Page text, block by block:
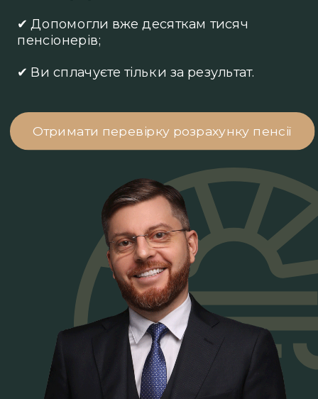
✔ Допомогли вже десяткам тисяч
пенсіонерів;
✔ Ви сплачуєте тільки за результат.
Отримати перевірку розрахунку пенсії